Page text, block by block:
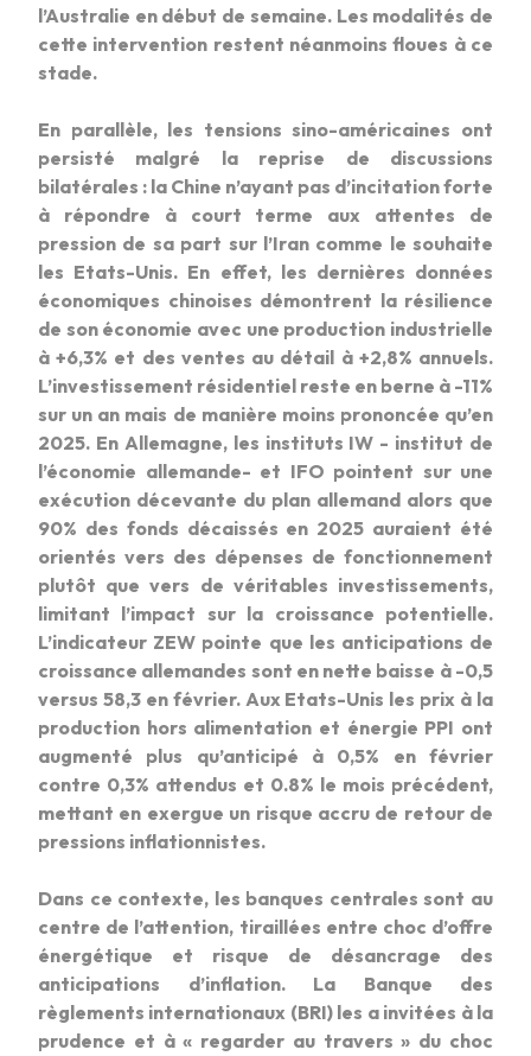
l’Australie en début de semaine. Les modalités de
cette intervention restent néanmoins floues à ce
stade.
En parallèle, les tensions sino-américaines ont
persisté malgré la reprise de discussions
bilatérales : la Chine n’ayant pas d’incitation forte
à répondre à court terme aux attentes de
pression de sa part sur l’Iran comme le souhaite
les Etats-Unis. En effet, les dernières données
économiques chinoises démontrent la résilience
de son économie avec une production industrielle
à +6,3% et des ventes au détail à +2,8% annuels.
L’investissement résidentiel reste en berne à -11%
sur un an mais de manière moins prononcée qu’en
2025. En Allemagne, les instituts IW - institut de
l’économie allemande- et IFO pointent sur une
exécution décevante du plan allemand alors que
90% des fonds décaissés en 2025 auraient été
orientés vers des dépenses de fonctionnement
plutôt que vers de véritables investissements,
limitant l’impact sur la croissance potentielle.
L’indicateur ZEW pointe que les anticipations de
croissance allemandes sont en nette baisse à -0,5
versus 58,3 en février. Aux Etats-Unis les prix à la
production hors alimentation et énergie PPI ont
augmenté plus qu’anticipé à 0,5% en février
contre 0,3% attendus et 0.8% le mois précédent,
mettant en exergue un risque accru de retour de
pressions inflationnistes.
Dans ce contexte, les banques centrales sont au
centre de l’attention, tiraillées entre choc d’offre
énergétique et risque de désancrage des
anticipations d’inflation. La Banque des
règlements internationaux (BRI) les a invitées à la
prudence et à « regarder au travers » du choc